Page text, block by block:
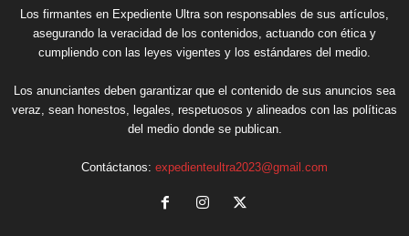
Los firmantes en Expediente Ultra son responsables de sus artículos,
asegurando la veracidad de los contenidos, actuando con ética y
cumpliendo con las leyes vigentes y los estándares del medio.
Los anunciantes deben garantizar que el contenido de sus anuncios sea
veraz, sean honestos, legales, respetuosos y alineados con las políticas
del medio donde se publican.
Contáctanos: expedienteultra2023@gmail.com